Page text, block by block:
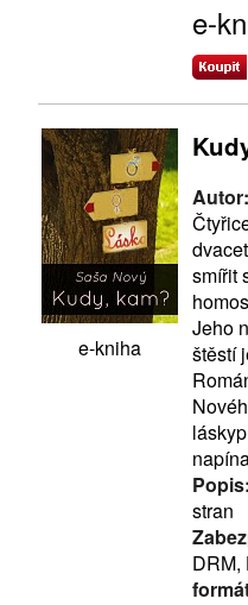
e-
e-kniha
Autor:
smířit
Jeho
štěstí
Popis:
stran
DRM,